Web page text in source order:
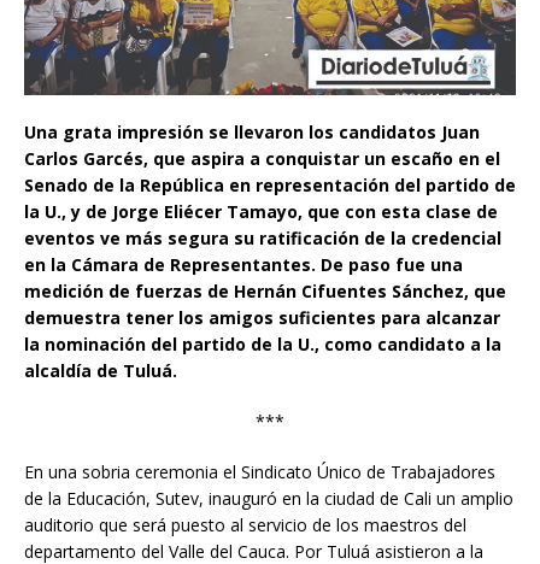
Una grata impresión se llevaron los candidatos Juan
Carlos Garcés, que aspira a conquistar un escaño en el
Senado de la República en representación del partido de
la U., y de Jorge Eliécer Tamayo, que con esta clase de
eventos ve más segura su ratificación de la credencial
en la Cámara de Representantes. De paso fue una
medición de fuerzas de Hernán Cifuentes Sánchez, que
demuestra tener los amigos suficientes para alcanzar
la nominación del partido de la U., como candidato a la
alcaldía de Tuluá.
***
En una sobria ceremonia el Sindicato Único de Trabajadores
de la Educación, Sutev, inauguró en la ciudad de Cali un amplio
auditorio que será puesto al servicio de los maestros del
departamento del Valle del Cauca. Por Tuluá asistieron a la